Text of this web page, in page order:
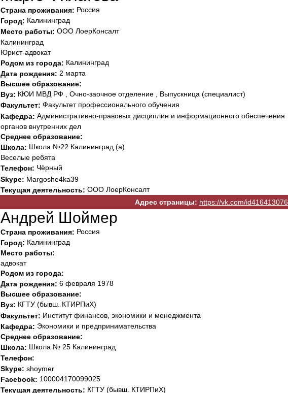
Страна проживания: Россия
Город: Калининград
Место работы: ООО ЛоерКонсалт
Калининград
Юрист-адвокат
Родом из города: Калининград
Дата рождения: 2 марта
Высшее образование:
Вуз: КЮИ МВД РФ , Очно-заочное отделение , Выпускница (специалист)
Факультет: Факультет профессионального обучения
Кафедра: Административно-правовых дисциплин и информационного обеспечения
органов внутренних дел
Среднее образование:
Школа: Школа №22 Калининград (а)
Веселые ребята
Телефон: Чёрный
Skype: Margoshe4ka39
Текущая деятельность: ООО ЛоерКонсалт
Адрес страницы: https://vk.com/id416413076
Андрей Шоймер
Страна проживания: Россия
Город: Калининград
Место работы:
адвокат
Родом из города:
Дата рождения: 6 февраля 1978
Высшее образование:
Вуз: КГТУ (бывш. КТИРПиХ)
Факультет: Институт финансов, экономики и менеджмента
Кафедра: Экономики и предпринимательства
Среднее образование:
Школа: Школа № 25 Калининград
Телефон:
Skype: shoymer
Facebook: 100004170099025
Текущая деятельность: КГТУ (бывш. КТИРПиХ)